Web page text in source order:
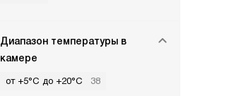
Диапазон температуры в
камере
от +5°C до +20°C 38